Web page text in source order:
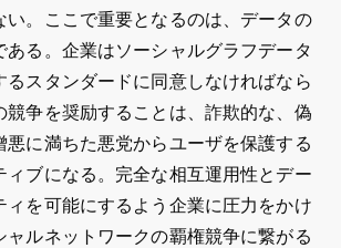
い。ここで重要となるのは、データの
ある。企業はソーシャルグラフデータ
るスタンダードに同意しなければなら
競争を奨励することは、詐欺的な、偽
悪に満ちた悪党からユーザを保護する
ィブになる。完全な相互運用性とデー
ィを可能にするよう企業に圧力をかけ
ャルネットワークの覇権競争に繋がる